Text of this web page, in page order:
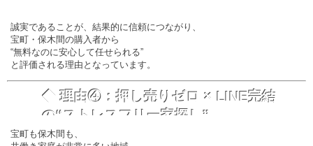
誠実であることが、結果的に信頼につながり、
宝町・保木間の購入者から
“無料なのに安心して任せられる”
と評価される理由となっています。
◆ 理由④：押し売りゼロ × LINE完結
の“ストレスフリー家探し”
宝町も保木間も、